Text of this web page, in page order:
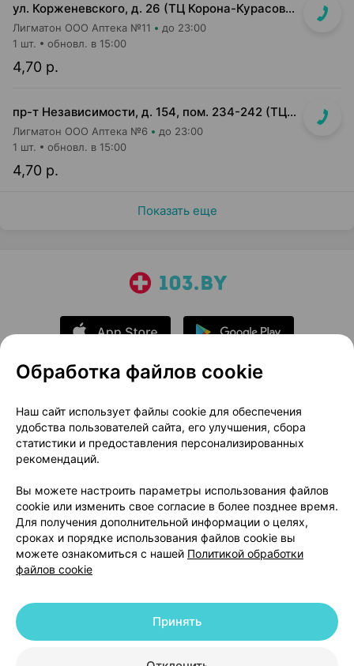
ул. Корженевского, д. 26 (ТЦ Корона-Курасовщина)
Лигматон ООО Аптека №11 до 23:00
4,70 р.
1 шт. обновл. в 15:00
пр-т Независимости, д. 154, пом. 234-242 (ТЦ Корона)
Лигматон ООО Аптека №6 до 23:00
4,70 р.
1 шт. обновл. в 15:00
Показать еще
О проекте
Новости проекта
Размещение рекламы
Медицинский маркетинг
Публичный договор
Доставка
Способы оплаты
Вакансии
Партнеры
Написать руководителю 103.by
Написать в поддержку
Персональные настройки Cookie
© 2026 ООО «Артокс Лаб», УНП 191700409 | 220012, Республика Беларусь,
+375 291212755
Обработка файлов cookie
Наш сайт использует файлы cookie для обеспечения
удобства пользователей сайта, его улучшения, сбора
статистики и предоставления персонализированных
рекомендаций.
Вы можете настроить параметры использования файлов
cookie или изменить свое согласие в более позднее время.
Для получения дополнительной информации о целях,
сроках и порядке использования файлов cookie вы
можете ознакомиться с нашей Политикой обработки
файлов cookie
Принять